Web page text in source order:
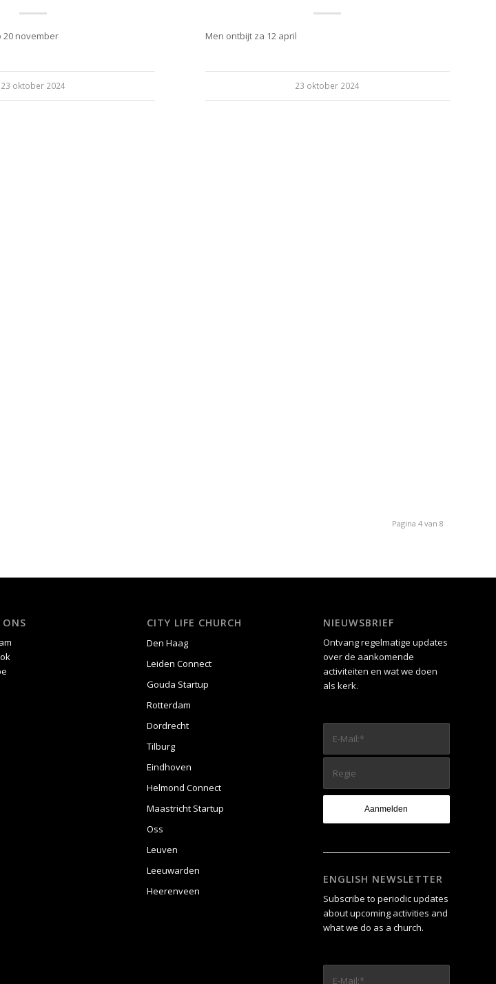
20 november
23 oktober 2024
Men ontbijt za 12 april
23 oktober 2024
Pagina 4 van 8
CITY LIFE CHURCH
Den Haag
Leiden Connect
Gouda Startup
Rotterdam
Dordrecht
Tilburg
Eindhoven
Helmond Connect
Maastricht Startup
Oss
Leuven
Leeuwarden
Heerenveen
NIEUWSBRIEF
Ontvang regelmatige updates
over de aankomende
activiteiten en wat we doen
als kerk.
ENGLISH NEWSLETTER
Subscribe to periodic updates
about upcoming activities and
what we do as a church.